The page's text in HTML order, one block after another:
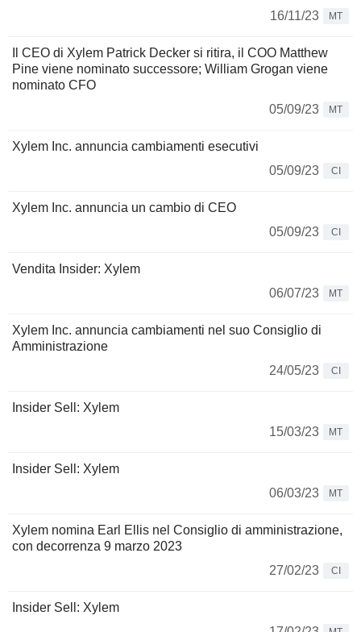
16/11/23
MT
Il CEO di Xylem Patrick Decker si ritira, il COO Matthew
Pine viene nominato successore; William Grogan viene
nominato CFO
05/09/23
MT
Xylem Inc. annuncia cambiamenti esecutivi
05/09/23
CI
Xylem Inc. annuncia un cambio di CEO
05/09/23
CI
Vendita Insider: Xylem
06/07/23
MT
Xylem Inc. annuncia cambiamenti nel suo Consiglio di
Amministrazione
24/05/23
CI
Insider Sell: Xylem
15/03/23
MT
Insider Sell: Xylem
06/03/23
MT
Xylem nomina Earl Ellis nel Consiglio di amministrazione,
con decorrenza 9 marzo 2023
27/02/23
CI
Insider Sell: Xylem